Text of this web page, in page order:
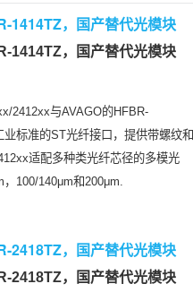
1414TZ，国产替代光模块
1414TZ，国产替代光模块
2412xx与AVAGO的HFBR-
标准的ST光纤接口，提供带螺纹和
适配多种类光纤芯径的多模光
100/140μm和200μm.
2418TZ，国产替代光模块
2418TZ，国产替代光模块